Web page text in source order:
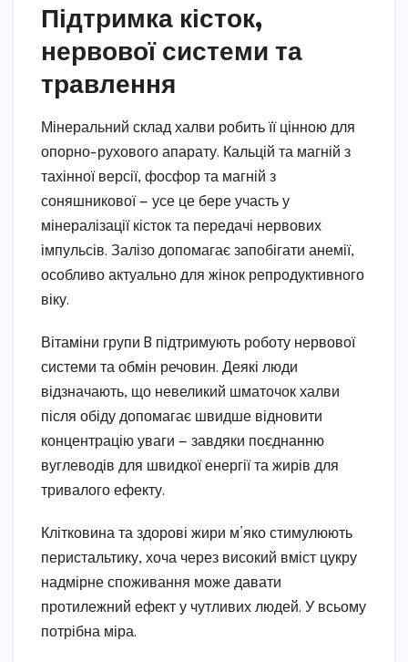
Підтримка кісток,
нервової системи та
травлення
Мінеральний склад халви робить її цінною для
опорно-рухового апарату. Кальцій та магній з
тахінної версії, фосфор та магній з
соняшникової — усе це бере участь у
мінералізації кісток та передачі нервових
імпульсів. Залізо допомагає запобігати анемії,
особливо актуально для жінок репродуктивного
віку.
Вітаміни групи B підтримують роботу нервової
системи та обмін речовин. Деякі люди
відзначають, що невеликий шматочок халви
після обіду допомагає швидше відновити
концентрацію уваги — завдяки поєднанню
вуглеводів для швидкої енергії та жирів для
тривалого ефекту.
Клітковина та здорові жири м’яко стимулюють
перистальтику, хоча через високий вміст цукру
надмірне споживання може давати
протилежний ефект у чутливих людей. У всьому
потрібна міра.